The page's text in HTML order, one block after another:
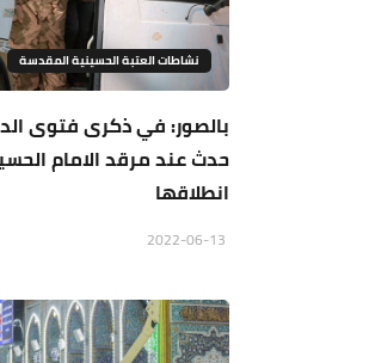
نشاطات العتبة الحسينية المقدسة
بالصور: في ذكرى فتوى
حدث عند مرقد الامام
انطلاقها